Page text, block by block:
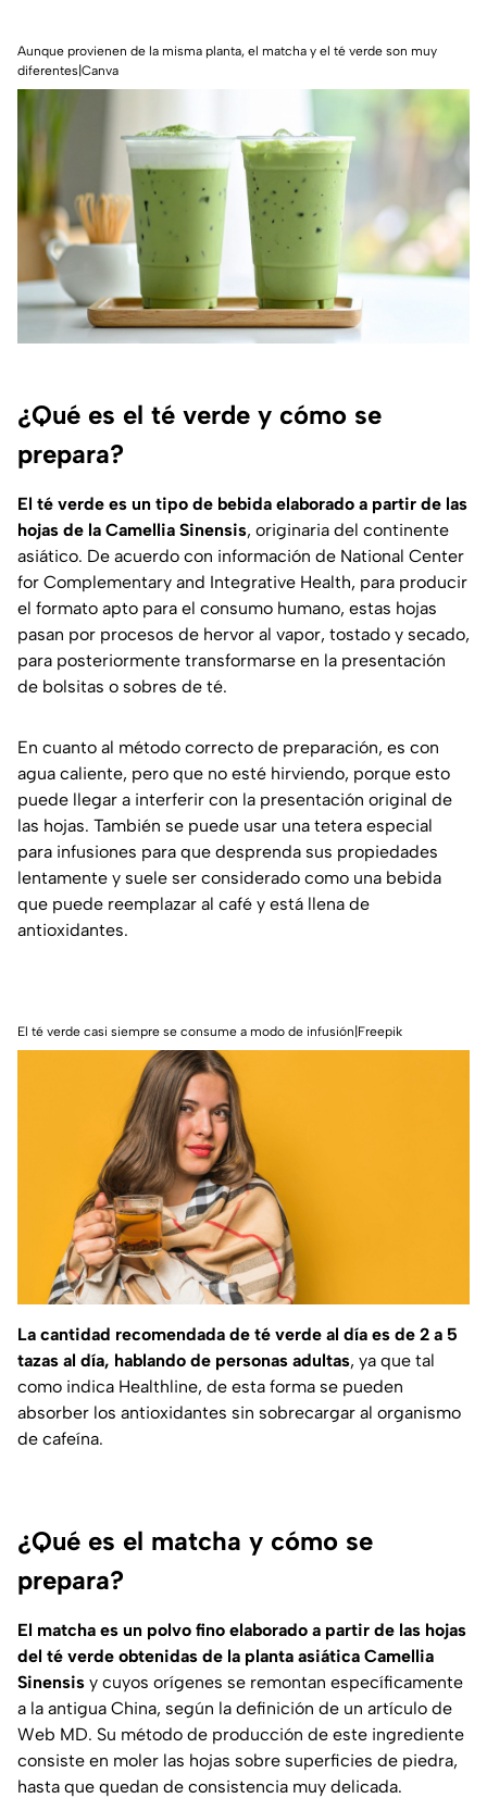
Aunque provienen de la misma planta, el matcha y el té verde son muy
diferentes|Canva
¿Qué es el té verde y cómo se
prepara?
El té verde es un tipo de bebida elaborado a partir de las
hojas de la Camellia Sinensis, originaria del continente
asiático. De acuerdo con información de National Center
for Complementary and Integrative Health, para producir
el formato apto para el consumo humano, estas hojas
pasan por procesos de hervor al vapor, tostado y secado,
para posteriormente transformarse en la presentación
de bolsitas o sobres de té.
En cuanto al método correcto de preparación, es con
agua caliente, pero que no esté hirviendo, porque esto
puede llegar a interferir con la presentación original de
las hojas. También se puede usar una tetera especial
para infusiones para que desprenda sus propiedades
lentamente y suele ser considerado como una bebida
que puede reemplazar al café y está llena de
antioxidantes.
El té verde casi siempre se consume a modo de infusión|Freepik
La cantidad recomendada de té verde al día es de 2 a 5
tazas al día, hablando de personas adultas, ya que tal
como indica Healthline, de esta forma se pueden
absorber los antioxidantes sin sobrecargar al organismo
de cafeína.
¿Qué es el matcha y cómo se
prepara?
El matcha es un polvo fino elaborado a partir de las hojas
del té verde obtenidas de la planta asiática Camellia
Sinensis y cuyos orígenes se remontan específicamente
a la antigua China, según la definición de un artículo de
Web MD. Su método de producción de este ingrediente
consiste en moler las hojas sobre superficies de piedra,
hasta que quedan de consistencia muy delicada.